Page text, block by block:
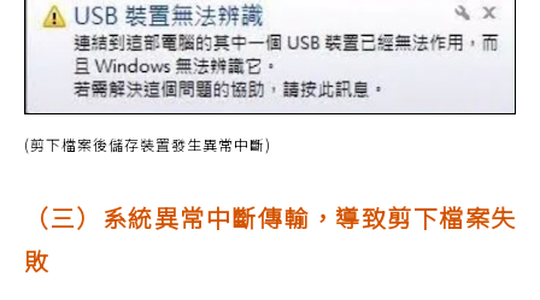
(剪下檔案後儲存裝置發生異常中斷)
（三）系統異常中斷傳輸，導致剪下檔案失
敗